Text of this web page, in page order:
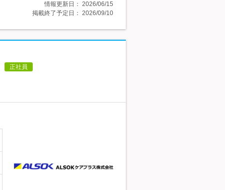
情報更新日： 2026/06/15
掲載終了予定日： 2026/09/10
正社員